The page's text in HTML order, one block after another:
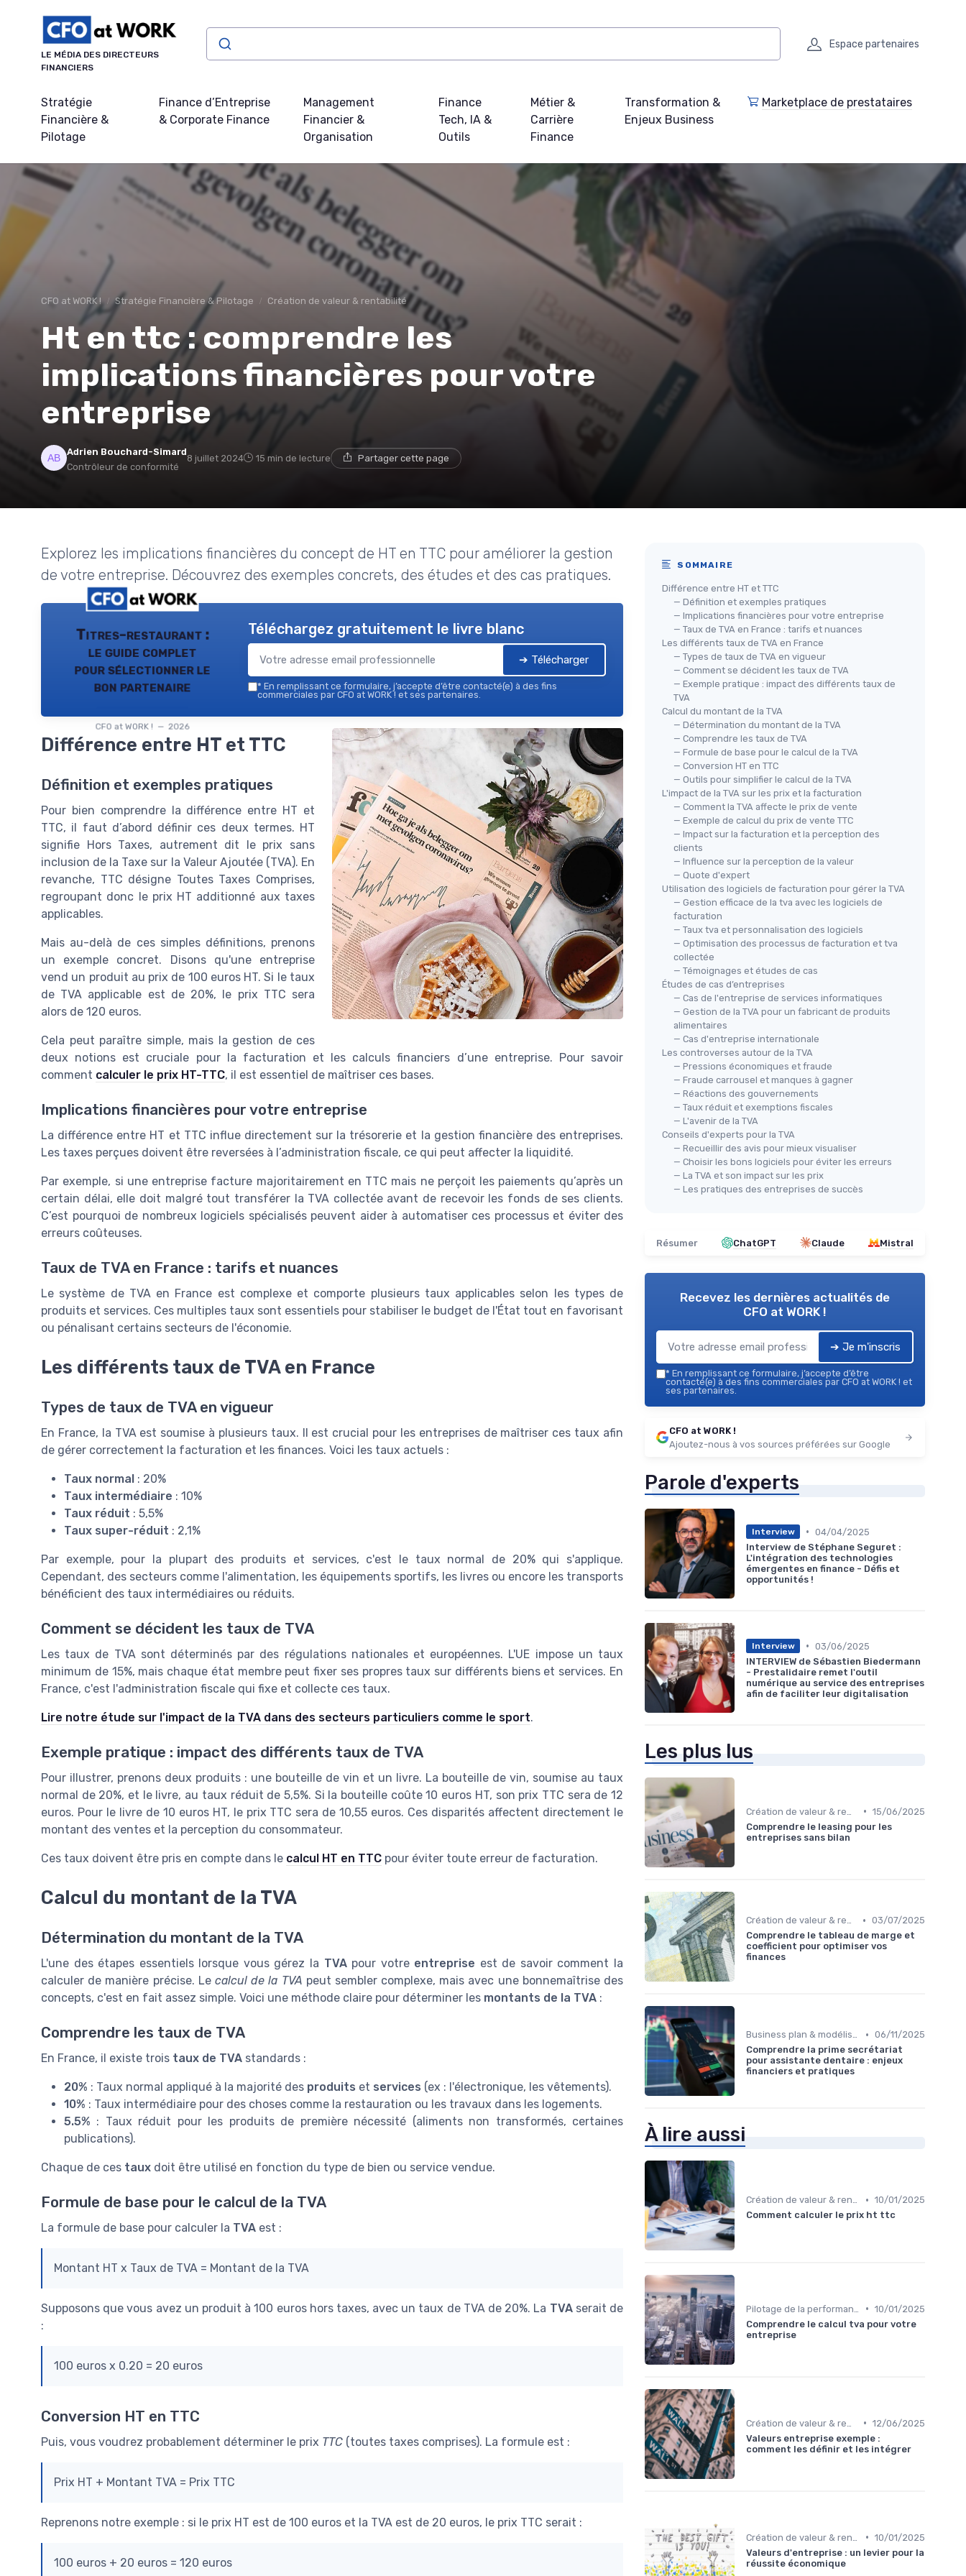
LE MÉDIA DES DIRECTEURS
FINANCIERS
Espace partenaires
Stratégie
Financière &
Pilotage
Finance d’Entreprise
& Corporate Finance
Management
Financier &
Organisation
Finance
Tech, IA &
Outils
Métier &
Carrière
Finance
Transformation &
Enjeux Business
Marketplace de prestataires
CFO at WORK ! Stratégie Financière & Pilotage Création de valeur & rentabilité
Ht en ttc : comprendre les
implications financières pour votre
entreprise
Adrien Bouchard-Simard
Contrôleur de conformité
8 juillet 2024 15 min de lecture Partager cette page
Explorez les implications financières du concept de HT en TTC pour améliorer la gestion
de votre entreprise. Découvrez des exemples concrets, des études et des cas pratiques.
Titres-restaurant :
le guide complet
pour sélectionner le
bon partenaire
CFO at WORK ! — 2026
Téléchargez gratuitement le livre blanc
➔ Télécharger
* En remplissant ce formulaire, j’accepte d’être contacté(e) à des fins
commerciales par CFO at WORK ! et ses partenaires.
Différence entre HT et TTC
Définition et exemples pratiques
Pour bien comprendre la différence entre HT et
TTC, il faut d’abord définir ces deux termes. HT
signifie Hors Taxes, autrement dit le prix sans
inclusion de la Taxe sur la Valeur Ajoutée (TVA). En
revanche, TTC désigne Toutes Taxes Comprises,
regroupant donc le prix HT additionné aux taxes
applicables.
Mais au-delà de ces simples définitions, prenons
un exemple concret. Disons qu'une entreprise
vend un produit au prix de 100 euros HT. Si le taux
de TVA applicable est de 20%, le prix TTC sera
alors de 120 euros.
Cela peut paraître simple, mais la gestion de ces
deux notions est cruciale pour la facturation et les calculs financiers d’une entreprise. Pour savoir
comment calculer le prix HT-TTC, il est essentiel de maîtriser ces bases.
Implications financières pour votre entreprise
La différence entre HT et TTC influe directement sur la trésorerie et la gestion financière des entreprises.
Les taxes perçues doivent être reversées à l’administration fiscale, ce qui peut affecter la liquidité.
Par exemple, si une entreprise facture majoritairement en TTC mais ne perçoit les paiements qu’après un
certain délai, elle doit malgré tout transférer la TVA collectée avant de recevoir les fonds de ses clients.
C’est pourquoi de nombreux logiciels spécialisés peuvent aider à automatiser ces processus et éviter des
erreurs coûteuses.
Taux de TVA en France : tarifs et nuances
Le système de TVA en France est complexe et comporte plusieurs taux applicables selon les types de
produits et services. Ces multiples taux sont essentiels pour stabiliser le budget de l'État tout en favorisant
ou pénalisant certains secteurs de l'économie.
Les différents taux de TVA en France
Types de taux de TVA en vigueur
En France, la TVA est soumise à plusieurs taux. Il est crucial pour les entreprises de maîtriser ces taux afin
de gérer correctement la facturation et les finances. Voici les taux actuels :
Taux normal : 20%
Taux intermédiaire : 10%
Taux réduit : 5,5%
Taux super-réduit : 2,1%
Par exemple, pour la plupart des produits et services, c'est le taux normal de 20% qui s'applique.
Cependant, des secteurs comme l'alimentation, les équipements sportifs, les livres ou encore les transports
bénéficient des taux intermédiaires ou réduits.
Comment se décident les taux de TVA
Les taux de TVA sont déterminés par des régulations nationales et européennes. L'UE impose un taux
minimum de 15%, mais chaque état membre peut fixer ses propres taux sur différents biens et services. En
France, c'est l'administration fiscale qui fixe et collecte ces taux.
Lire notre étude sur l'impact de la TVA dans des secteurs particuliers comme le sport.
Exemple pratique : impact des différents taux de TVA
Pour illustrer, prenons deux produits : une bouteille de vin et un livre. La bouteille de vin, soumise au taux
normal de 20%, et le livre, au taux réduit de 5,5%. Si la bouteille coûte 10 euros HT, son prix TTC sera de 12
euros. Pour le livre de 10 euros HT, le prix TTC sera de 10,55 euros. Ces disparités affectent directement le
montant des ventes et la perception du consommateur.
Ces taux doivent être pris en compte dans le calcul HT en TTC pour éviter toute erreur de facturation.
Calcul du montant de la TVA
Détermination du montant de la TVA
L'une des étapes essentiels lorsque vous gérez la TVApour votre entreprise est de savoir comment la
calculer de manière précise. Le calcul de la TVA peut sembler complexe, mais avec une bonnemaîtrise des
concepts, c'est en fait assez simple. Voici une méthode claire pour déterminer les montants de la TVA :
Comprendre les taux de TVA
En France, il existe trois taux de TVA standards :
20% : Taux normal appliqué à la majorité des produits et services (ex : l'électronique, les vêtements).
10% : Taux intermédiaire pour des choses comme la restauration ou les travaux dans les logements.
5.5% : Taux réduit pour les produits de première nécessité (aliments non transformés, certaines
publications).
Chaque de ces taux doit être utilisé en fonction du type de bien ou service vendue.
Formule de base pour le calcul de la TVA
La formule de base pour calculer la TVA est :
Montant HT x Taux de TVA = Montant de la TVA
Supposons que vous avez un produit à 100 euros hors taxes, avec un taux de TVA de 20%. La TVAserait de
:
100 euros x 0.20 = 20 euros
Conversion HT en TTC
Puis, vous voudrez probablement déterminer le prix TTC (toutes taxes comprises). La formule est :
Prix HT + Montant TVA = Prix TTC
Reprenons notre exemple : si le prix HT est de 100 euros et la TVA est de 20 euros, le prix TTC serait :
100 euros + 20 euros = 120 euros
SOMMAIRE
Différence entre HT et TTC
— Définition et exemples pratiques
— Implications financières pour votre entreprise
— Taux de TVA en France : tarifs et nuances
Les différents taux de TVA en France
— Types de taux de TVA en vigueur
— Comment se décident les taux de TVA
— Exemple pratique : impact des différents taux de
TVA
Calcul du montant de la TVA
— Détermination du montant de la TVA
— Comprendre les taux de TVA
— Formule de base pour le calcul de la TVA
— Conversion HT en TTC
— Outils pour simplifier le calcul de la TVA
L'impact de la TVA sur les prix et la facturation
— Comment la TVA affecte le prix de vente
— Exemple de calcul du prix de vente TTC
— Impact sur la facturation et la perception des
clients
— Influence sur la perception de la valeur
— Quote d'expert
Utilisation des logiciels de facturation pour gérer la TVA
— Gestion efficace de la tva avec les logiciels de
facturation
— Taux tva et personnalisation des logiciels
— Optimisation des processus de facturation et tva
collectée
— Témoignages et études de cas
Études de cas d’entreprises
— Cas de l'entreprise de services informatiques
— Gestion de la TVA pour un fabricant de produits
alimentaires
— Cas d'entreprise internationale
Les controverses autour de la TVA
— Pressions économiques et fraude
— Fraude carrousel et manques à gagner
— Réactions des gouvernements
— Taux réduit et exemptions fiscales
— L'avenir de la TVA
Conseils d'experts pour la TVA
— Recueillir des avis pour mieux visualiser
— Choisir les bons logiciels pour éviter les erreurs
— La TVA et son impact sur les prix
— Les pratiques des entreprises de succès
Résumer ChatGPT Claude Mistral
Recevez les dernières actualités de
CFO at WORK !
➔ Je m'inscris
* En remplissant ce formulaire, j’accepte d’être
contacté(e) à des fins commerciales par CFO at WORK ! et
ses partenaires.
CFO at WORK !
Ajoutez-nous à vos sources préférées sur Google
Parole d'experts
Interview • 04/04/2025
Interview de Stéphane Seguret :
L'intégration des technologies
émergentes en finance - Défis et
opportunités !
Interview • 03/06/2025
INTERVIEW de Sébastien Biedermann
- Prestalidaire remet l'outil
numérique au service des entreprises
afin de faciliter leur digitalisation
Les plus lus
• 15/06/2025
Comprendre le leasing pour les
entreprises sans bilan
Création de valeur & rentabilité • 03/07/2025
Comprendre le tableau de marge et
coefficient pour optimiser vos
finances
Business plan & modélisation financière • 06/11/2025
Comprendre la prime secrétariat
pour assistante dentaire : enjeux
financiers et pratiques
À lire aussi
Création de valeur & rentabilité • 10/01/2025
Comment calculer le prix ht ttc
• 10/01/2025
Comprendre le calcul tva pour votre
entreprise
• 12/06/2025
Valeurs entreprise exemple :
comment les définir et les intégrer
• 10/01/2025
Valeurs d'entreprise : un levier pour la
réussite économique